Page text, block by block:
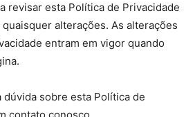
revisar esta Política de Privacidade
alterações. As alterações
entram em vigor quando
dúvida sobre esta Política de